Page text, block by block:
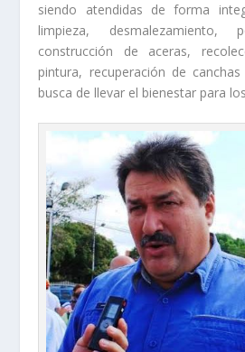
siendo atendidas de forma
limpieza,
construcción de aceras,
pintura, recuperación de
busca de llevar el bienestar para